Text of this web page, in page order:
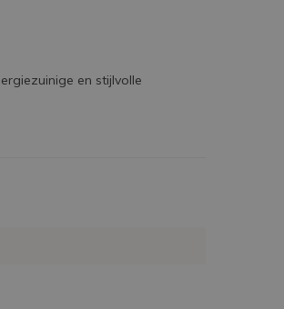
en stijlvolle